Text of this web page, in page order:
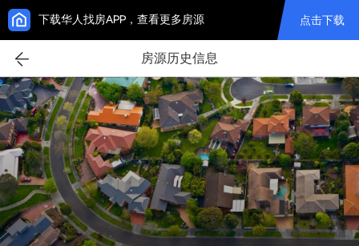
下载华人找房APP，查看更多房源 点击下载
房源历史信息